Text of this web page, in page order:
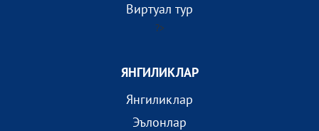
Виртуал тур
?>
ЯНГИЛИКЛАР
Янгиликлар
Эълонлар